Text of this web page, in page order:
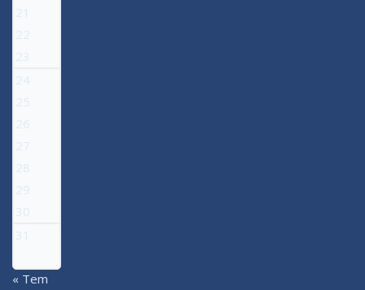
21
22
23
24
25
26
27
28
29
30
31
« Tem